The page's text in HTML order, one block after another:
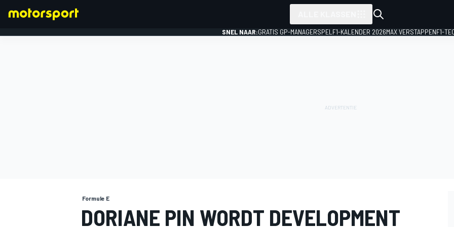
SNEL NAAR:GRATIS GP-MANAGERSPEL F1-KALENDER 2026MAX VERSTAPPENF1-
Formule E
DORIANE PIN WORDT DEVELOPMENT